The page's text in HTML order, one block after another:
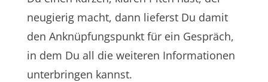
neugierig macht, dann lieferst Du damit
den Anknüpfungspunkt für ein Gespräch,
in dem Du all die weiteren Informationen
unterbringen kannst.